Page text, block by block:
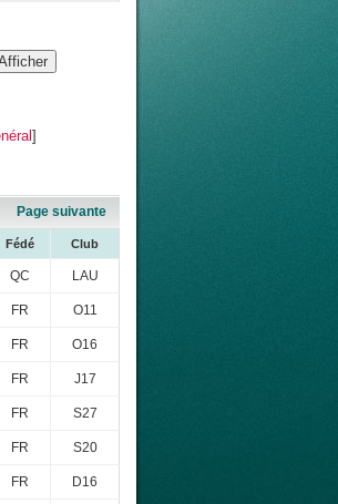
]
Page suivante
Fédé Club
QC LAU
FR O11
FR O16
FR J17
FR S27
FR S20
FR D16